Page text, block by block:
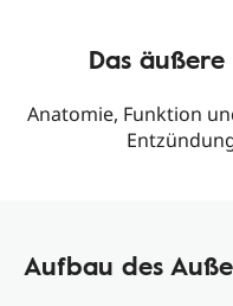
Das
Anatomie, Funktion
Aufbau des